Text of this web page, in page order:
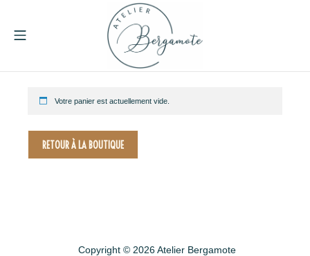
contenu
MENU MOBILE
Atelier Bergamote
Votre panier est actuellement vide.
RETOUR À LA BOUTIQUE
Copyright © 2026Atelier Bergamote